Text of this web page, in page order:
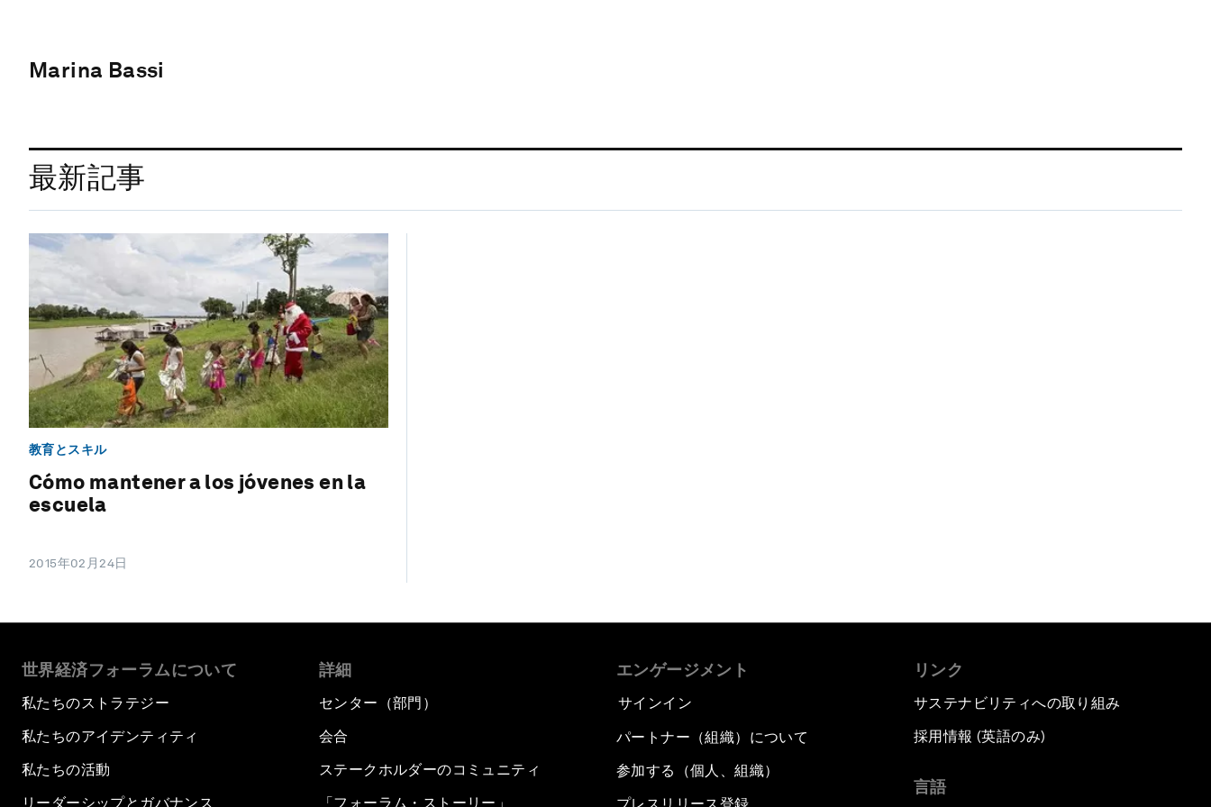
Marina Bassi
最新記事
教育とスキル
Cómo mantener a los jóvenes en la
escuela
2015年02月24日
世界経済フォーラムについて
私たちのストラテジー
私たちのアイデンティティ
私たちの活動
リーダーシップとガバナンス
詳細
センター（部門）
会合
ステークホルダーのコミュニティ
「フォーラム・ストーリー」
エンゲージメント
サインイン
パートナー（組織）について
参加する（個人、組織）
リンク
サステナビリティへの取り組み
採用情報 (英語のみ)
言語